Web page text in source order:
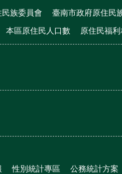
族委員會 臺南市政府原住民
本區原住民人口數 原住民福
性別統計專區 公務統計方案